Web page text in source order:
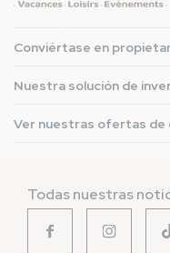
Conviértase en
Nuestra solución de
Ver nuestras ofertas de
Todas nuestras